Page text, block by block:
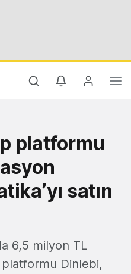
platformu
satın
6,5 milyon TL
platformu Dinlebi,